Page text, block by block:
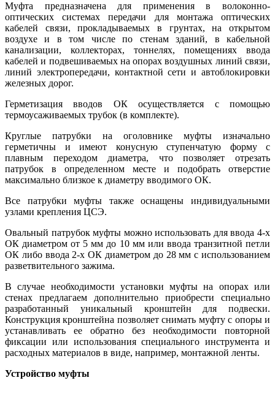
Муфта предназначена для применения в волоконно-
оптических системах передачи для монтажа оптических
кабелей связи, прокладываемых в грунтах, на открытом
воздухе и в том числе по стенам зданий, в кабельной
канализации, коллекторах, тоннелях, помещениях ввода
кабелей и подвешиваемых на опорах воздушных линий связи,
линий электропередачи, контактной сети и автоблокировки
железных дорог.
Герметизация вводов ОК осуществляется с помощью
термоусаживаемых трубок (в комплекте).
Круглые патрубки на оголовнике муфты изначально
герметичны и имеют конусную ступенчатую форму с
плавным переходом диаметра, что позволяет отрезать
патрубок в определенном месте и подобрать отверстие
максимально близкое к диаметру вводимого ОК.
Все патрубки муфты также оснащены индивидуальными
узлами крепления ЦСЭ.
Овальный патрубок муфты можно использовать для ввода 4-х
ОК диаметром от 5 мм до 10 мм или ввода транзитной петли
ОК либо ввода 2-х ОК диаметром до 28 мм с использованием
разветвительного зажима.
В случае необходимости установки муфты на опорах или
стенах предлагаем дополнительно приобрести специально
разработанный уникальный кронштейн для подвески.
Конструкция кронштейна позволяет снимать муфту с опоры и
устанавливать ее обратно без необходимости повторной
фиксации или использования специального инструмента и
расходных материалов в виде, например, монтажной ленты.
Устройство муфты